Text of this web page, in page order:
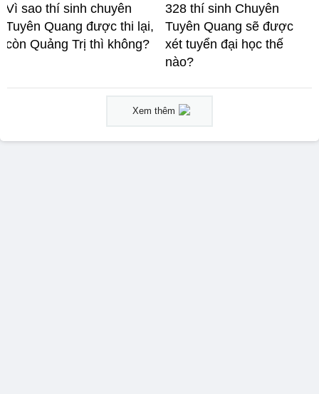
Vì sao thí sinh chuyên
Tuyên Quang được thi lại,
còn Quảng Trị thì không?
328 thí sinh Chuyên
Tuyên Quang sẽ được
xét tuyển đại học thế
nào?
Xem thêm